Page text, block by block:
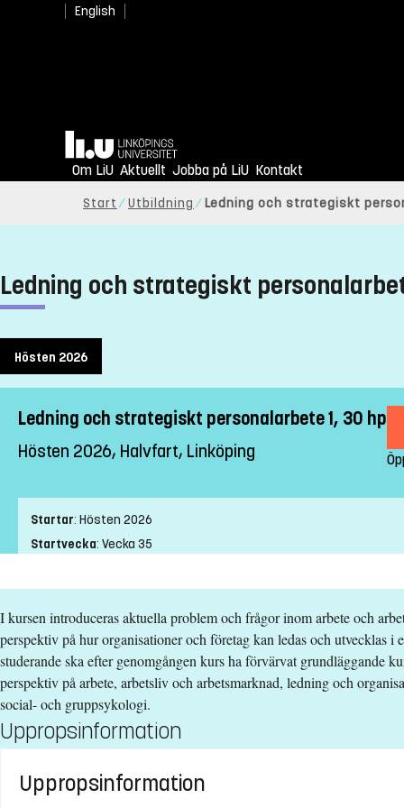
English
Hem
Om LiU Aktuellt Jobba på LiU Kontakt
Start Utbildning Ledning och strategiskt
Ledning och strategiskt
Hösten 2026
Ledning och strategiskt personalarbete 1, 30 hp
Hösten 2026, Halvfart, Linköping
Startar: Hösten 2026
Startvecka: Vecka 35
Ort:Linköping
Studietakt:Halvfart
Nivå: Grundnivå
Studieform:Campusförlagd
Undervisningstid:Kvällstid
Undervisningsspråk:
Anmälningskod : LIU-4Z028
I kursen introduceras aktuella problem och frågor inom arbete och
perspektiv på hur organisationer och företag kan ledas och utvecklas i
studerande ska efter genomgången kurs ha förvärvat grundläggande
perspektiv på arbete, arbetsliv och arbetsmarknad, ledning och
social- och gruppsykologi.
Uppropsinformation
Uppropsinformation